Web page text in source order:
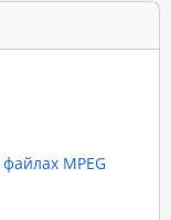
MPEG